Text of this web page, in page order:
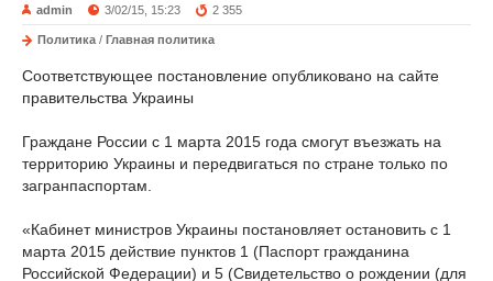
admin 3/02/15, 15:23 2 355
Политика / Главная политика
Соответствующее постановление опубликовано на сайте
правительства Украины
Граждане России с 1 марта 2015 года смогут въезжать на
территорию Украины и передвигаться по стране только по
загранпаспортам.
«Кабинет министров Украины постановляет остановить с 1
марта 2015 действие пунктов 1 (Паспорт гражданина
Российской Федерации) и 5 (Свидетельство о рождении (для